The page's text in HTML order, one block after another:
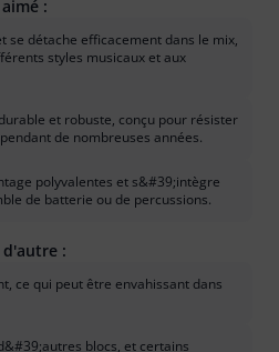
:
se détache efficacement dans le mix,
styles musicaux et aux
et robuste, conçu pour résister
de nombreuses années.
polyvalentes et s&#39;intègre
de batterie ou de percussions.
d'autre :
ce qui peut être envahissant dans
blocs, et certains